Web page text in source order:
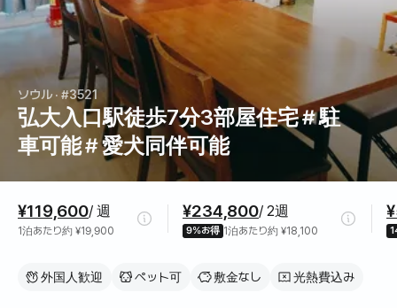
ソウル · #3521
弘大入口駅徒歩7分3部屋住宅＃駐
車可能＃愛犬同伴可能
¥119,600/ 週
1泊あたり約 ¥19,900
¥234,800/ 2週
9%お得 1泊あたり約 ¥18,100
外国人歓迎 ペット可 敷金なし 光熱費込み